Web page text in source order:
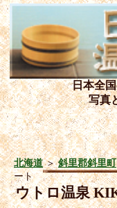
日本全
写真
北海道＞斜里郡斜里町
ート
ウトロ温泉